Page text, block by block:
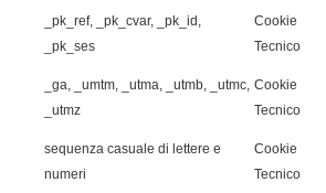
_pk_ref, _pk_cvar, _pk_id,
_pk_ses
Cookie
Tecnico
_ga, _umtm, _utma, _utmb, _utmc,
_utmz
Cookie
Tecnico
sequenza casuale di lettere e
numeri
Cookie
Tecnico